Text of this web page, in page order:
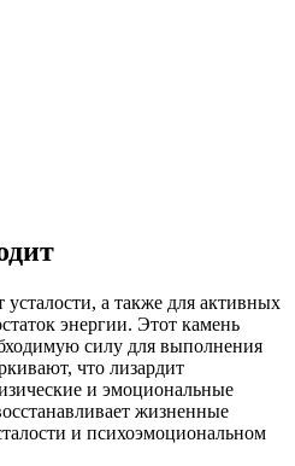
а также для активных
энергии. Этот камень
силу для выполнения
что лизардит
и эмоциональные
жизненные
и психоэмоциональном